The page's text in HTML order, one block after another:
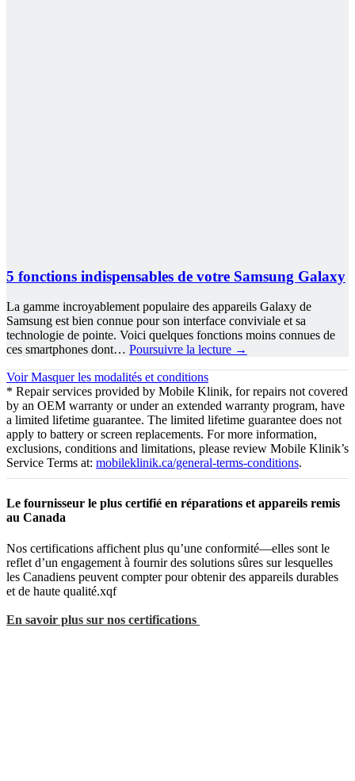
5 fonctions indispensables de votre Samsung Galaxy
La gamme incroyablement populaire des appareils Galaxy de
Samsung est bien connue pour son interface conviviale et sa
technologie de pointe. Voici quelques fonctions moins connues de
ces smartphones dont… Poursuivre la lecture →
Voir Masquerles modalités et conditions
* Repair services provided by Mobile Klinik, for repairs not covered
by an OEM warranty or under an extended warranty program, have
a limited lifetime guarantee. The limited lifetime guarantee does not
apply to battery or screen replacements. For more information,
exclusions, conditions and limitations, please review Mobile Klinik’s
Service Terms at: mobileklinik.ca/general-terms-conditions.
Le fournisseur le plus certifié en réparations et appareils remis
au Canada
Nos certifications affichent plus qu’une conformité—elles sont le
reflet d’un engagement à fournir des solutions sûres sur lesquelles
les Canadiens peuvent compter pour obtenir des appareils durables
et de haute qualité.xqf
En savoir plus sur nos certifications